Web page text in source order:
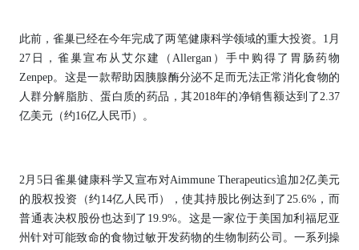
此前，雀巢已经在今年完成了两笔健康科学领域的重大投资。1月
27日，雀巢宣布从艾尔建（Allergan）手中购得了胃肠药物
Zenpep。这是一款帮助因胰腺酶分泌不足而无法正常消化食物的
人群分解脂肪、蛋白质的药品，其2018年的净销售额达到了2.37
亿美元（约16亿人民币）。
2月5日雀巢健康科学又宣布对Aimmune Therapeutics追加2亿美元
的股权投资（约14亿人民币），使其持股比例达到了25.6%，而
普通表决权股份也达到了19.9%。这是一家位于美国加利福尼亚
州针对可能致命的食物过敏开发药物的生物制药公司。一系列操